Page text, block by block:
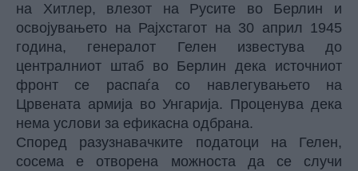
на Хитлер, влезот на Русите во Берлин и
освојувањето на Рајхстагот на 30 април 1945
година, генералот Гелен известува до
централниот штаб во Берлин дека источниот
фронт се распаѓа со навлегувањето на
Црвената армија во Унгарија. Проценува дека
нема услови за ефикасна одбрана.
Според разузнавачките податоци на Гелен,
сосема е отворена можноста да се случи